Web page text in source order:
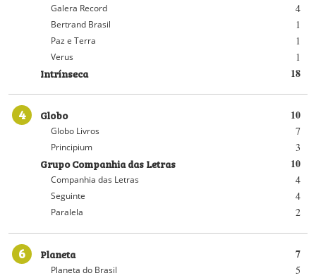
4
Galera Record
1
Bertrand Brasil
1
Paz e Terra
1
Verus
18
Intrínseca
4 10
Globo
7
Globo Livros
3
Principium
10
Grupo Companhia das Letras
4
Companhia das Letras
4
Seguinte
2
Paralela
6 7
Planeta
5
Planeta do Brasil